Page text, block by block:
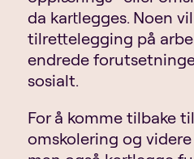
da kartlegges. Noen
tilrettelegging på
endrede
sosialt.
For å komme tilbake
omskolering og